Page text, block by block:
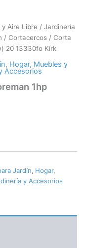
y Aire Libre / Jardinería
/ Cortacercos / Corta
20 13330fo Kirk
, Hogar, Muebles y
Accesorios
1hp
Jardín, Hogar,
y Accesorios